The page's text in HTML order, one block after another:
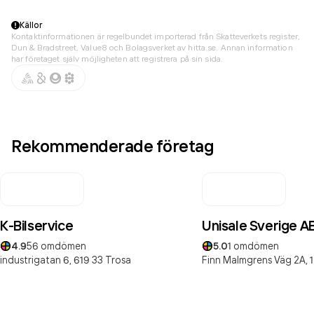
Källor
Kontaktinformationen är regelbundet importerad från Skatteverkets register,
Dun & Bradstreet, Value8 och Bolagsverket av hitta.se. Annan information
har företaget själv möjligheten att registrera på sin sida.
Rekommenderade företag
K-Bilservice
4.956 omdömen
industrigatan 6, 619 33 Trosa
Unisale Sverige
5.01 omdömen
Finn Malmgrens Väg 2A,